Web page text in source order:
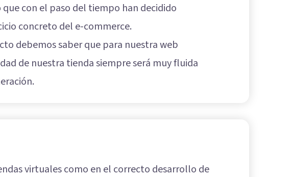
con el paso del tiempo han decidido
concreto del e-commerce.
debemos saber que para nuestra web
de nuestra tienda siempre será muy fluida
virtuales como en el correcto desarrollo de